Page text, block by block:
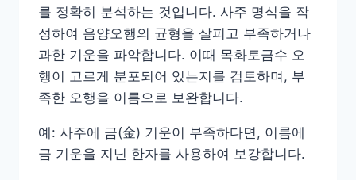
를 정확히 분석하는 것입니다. 사주 명식을 작
성하여 음양오행의 균형을 살피고 부족하거나
과한 기운을 파악합니다. 이때 목화토금수 오
행이 고르게 분포되어 있는지를 검토하며, 부
족한 오행을 이름으로 보완합니다.
예: 사주에 금(金) 기운이 부족하다면, 이름에
금 기운을 지닌 한자를 사용하여 보강합니다.